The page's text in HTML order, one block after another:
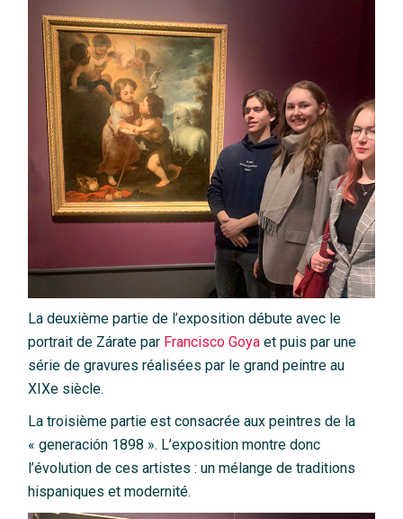
La deuxième partie de l’exposition débute avec le
portrait de Zárate par Francisco Goya et puis par une
série de gravures réalisées par le grand peintre au
XIXe siècle.
La troisième partie est consacrée aux peintres de la
« generación 1898 ». L’exposition montre donc
l’évolution de ces artistes : un mélange de traditions
hispaniques et modernité.